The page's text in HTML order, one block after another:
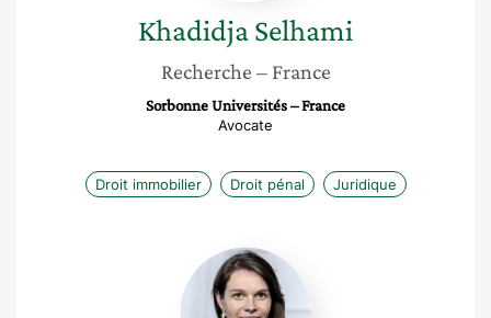
KhadidjaSelhami
Recherche – France
Sorbonne Universités – France
Avocate
Droit immobilier Droit pénal Juridique
Sandra
Auffray